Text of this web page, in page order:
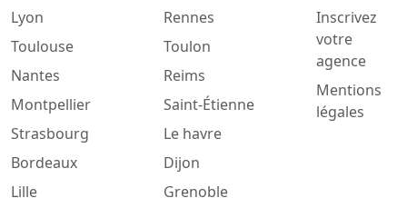
Lyon
Toulouse
Nantes
Montpellier
Strasbourg
Bordeaux
Lille
Rennes
Toulon
Reims
Saint-Étienne
Le havre
Dijon
Grenoble
Inscrivez
votre
agence
Mentions
légales